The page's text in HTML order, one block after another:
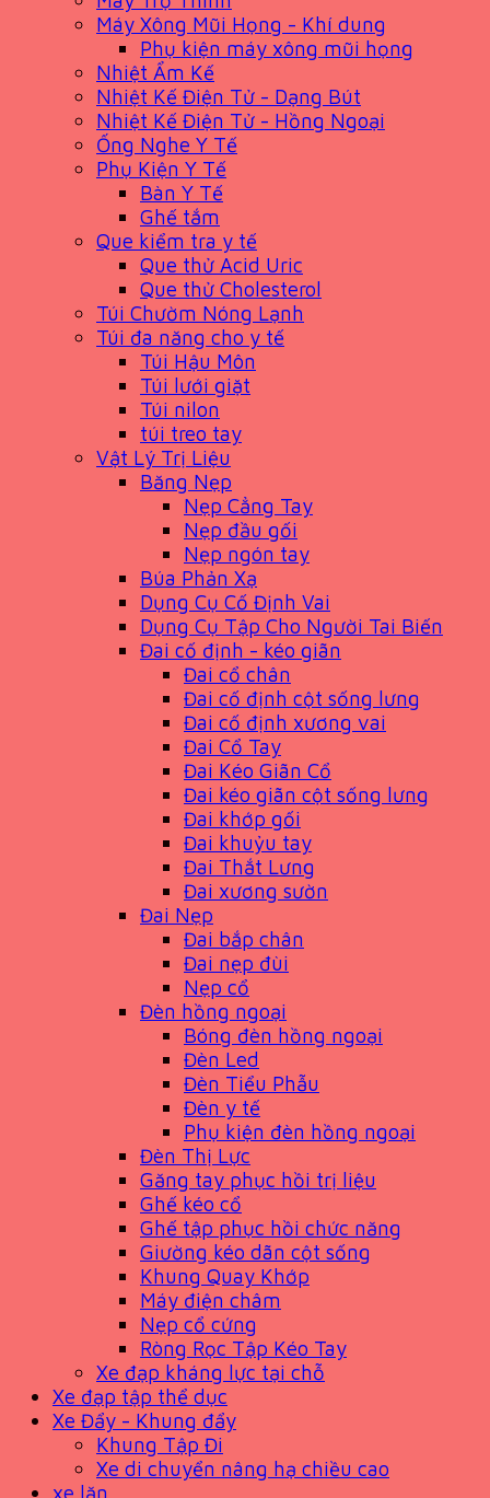
Máy Xông Mũi Họng - Khí dung
Phụ kiện máy xông mũi họng
Nhiệt Ẩm Kế
Nhiệt Kế Điện Tử - Dạng Bút
Nhiệt Kế Điện Tử - Hồng Ngoại
Ống Nghe Y Tế
Phụ Kiện Y Tế
Bàn Y Tế
Ghế tắm
Que kiểm tra y tế
Que thử Acid Uric
Que thử Cholesterol
Túi Chườm Nóng Lạnh
Túi đa năng cho y tế
Túi Hậu Môn
Túi lưới giặt
Túi nilon
túi treo tay
Vật Lý Trị Liệu
Băng Nẹp
Nẹp Cẳng Tay
Nẹp đầu gối
Nẹp ngón tay
Búa Phản Xạ
Dụng Cụ Cố Định Vai
Dụng Cụ Tập Cho Người Tai Biến
Đai cố định - kéo giãn
Đai cổ chân
Đai cố định cột sống lưng
Đai cố định xương vai
Đai Cổ Tay
Đai Kéo Giãn Cổ
Đai kéo giãn cột sống lưng
Đai khớp gối
Đai khuỷu tay
Đai Thắt Lưng
Đai xương sườn
Đai Nẹp
Đai bắp chân
Đai nẹp đùi
Nẹp cổ
Đèn hồng ngoại
Bóng đèn hồng ngoại
Đèn Led
Đèn Tiểu Phẫu
Đèn y tế
Phụ kiện đèn hồng ngoại
Đèn Thị Lực
Găng tay phục hồi trị liệu
Ghế kéo cổ
Ghế tập phục hồi chức năng
Giường kéo dãn cột sống
Khung Quay Khớp
Máy điện châm
Nẹp cổ cứng
Ròng Rọc Tập Kéo Tay
Xe đạp kháng lực tại chỗ
Xe đạp tập thể dục
Xe Đẩy - Khung đẩy
Khung Tập Đi
Xe di chuyển nâng hạ chiều cao
xe lăn